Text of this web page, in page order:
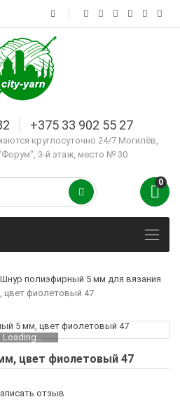
+375 33 902 55 27
круглосуточно 24/7 Могилёв,
3-й этаж, место № 30
0
Шнур полиэфирный 5 мм для вязания
фиолетовый 47
Loading...
цвет фиолетовый 47
отзыв